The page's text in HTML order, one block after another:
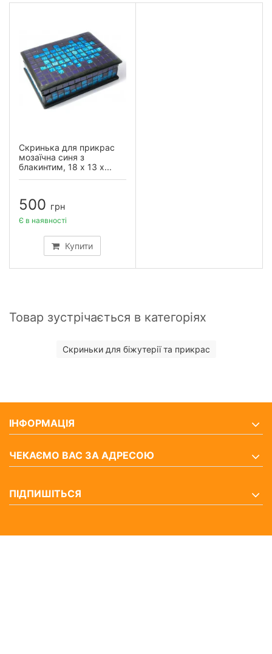
Скринька для прикрас
мозаїчна синя з
блакинтим, 18 х 13 х...
500 грн
Купити
Є в наявності
Товар зустрічається в категоріях
Скриньки для біжутерії та прикрас
ІНФОРМАЦІЯ
ЧЕКАЄМО ВАС ЗА АДРЕСОЮ
ПІДПИШІТЬСЯ